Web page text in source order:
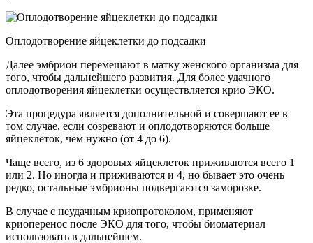
Оплодотворение яйцеклетки до подсадки
Далее эмбрион перемещают в матку женского организма для
того, чтобы дальнейшего развития. Для более удачного
оплодотворения яйцеклетки осуществляется крио ЭКО.
Эта процедура является дополнительной и совершают ее в
том случае, если созревают и оплодотворяются больше
яйцеклеток, чем нужно (от 4 до 6).
Чаще всего, из 6 здоровых яйцеклеток приживаются всего 1
или 2. Но иногда и приживаются и 4, но бывает это очень
редко, остальные эмбрионы подвергаются заморозке.
В случае с неудачным криопротоколом, применяют
криоперенос после ЭКО для того, чтобы биоматериал
использовать в дальнейшем.